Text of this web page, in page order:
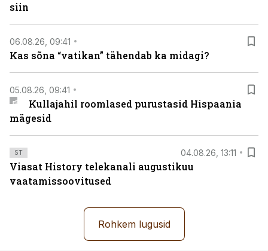
siin
06.08.26, 09:41
Kas sõna “vatikan” tähendab ka midagi?
05.08.26, 09:41
Kullajahil roomlased purustasid Hispaania
mägesid
ST 04.08.26, 13:11
Viasat History telekanali augustikuu
vaatamissoovitused
Rohkem lugusid